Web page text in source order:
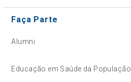
Faça Parte
Alumni
Educação em Saúde da População